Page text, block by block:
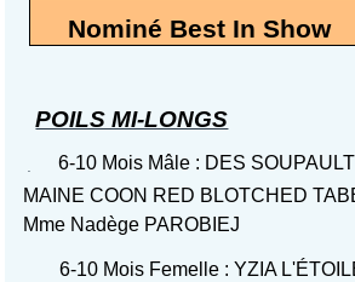
Nominé Best In Show
POILS MI-LONGS
6-10 Mois Mâle : DES
MAINE COON RED BLOTCHED
Mme Nadège PAROBIEJ
6-10 Mois Femelle : YZIA